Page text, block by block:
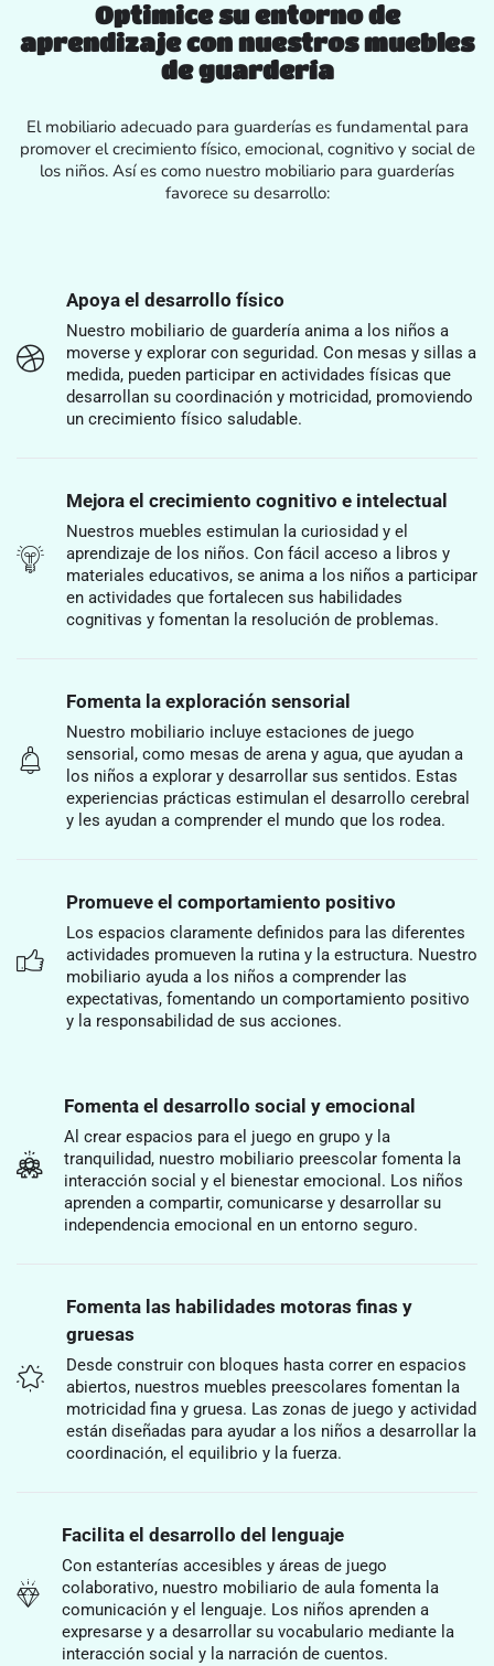
Optimice su entorno de
aprendizaje con nuestros muebles
de guardería
El mobiliario adecuado para guarderías es fundamental para
promover el crecimiento físico, emocional, cognitivo y social de
los niños. Así es como nuestro mobiliario para guarderías
favorece su desarrollo:
Apoya el desarrollo físico
Nuestro mobiliario de guardería anima a los niños a
moverse y explorar con seguridad. Con mesas y sillas a
medida, pueden participar en actividades físicas que
desarrollan su coordinación y motricidad, promoviendo
un crecimiento físico saludable.
Mejora el crecimiento cognitivo e intelectual
Nuestros muebles estimulan la curiosidad y el
aprendizaje de los niños. Con fácil acceso a libros y
materiales educativos, se anima a los niños a participar
en actividades que fortalecen sus habilidades
cognitivas y fomentan la resolución de problemas.
Fomenta la exploración sensorial
Nuestro mobiliario incluye estaciones de juego
sensorial, como mesas de arena y agua, que ayudan a
los niños a explorar y desarrollar sus sentidos. Estas
experiencias prácticas estimulan el desarrollo cerebral
y les ayudan a comprender el mundo que los rodea.
Promueve el comportamiento positivo
Los espacios claramente definidos para las diferentes
actividades promueven la rutina y la estructura. Nuestro
mobiliario ayuda a los niños a comprender las
expectativas, fomentando un comportamiento positivo
y la responsabilidad de sus acciones.
Fomenta el desarrollo social y emocional
Al crear espacios para el juego en grupo y la
tranquilidad, nuestro mobiliario preescolar fomenta la
interacción social y el bienestar emocional. Los niños
aprenden a compartir, comunicarse y desarrollar su
independencia emocional en un entorno seguro.
Fomenta las habilidades motoras finas y
gruesas
Desde construir con bloques hasta correr en espacios
abiertos, nuestros muebles preescolares fomentan la
motricidad fina y gruesa. Las zonas de juego y actividad
están diseñadas para ayudar a los niños a desarrollar la
coordinación, el equilibrio y la fuerza.
Facilita el desarrollo del lenguaje
Con estanterías accesibles y áreas de juego
colaborativo, nuestro mobiliario de aula fomenta la
comunicación y el lenguaje. Los niños aprenden a
expresarse y a desarrollar su vocabulario mediante la
interacción social y la narración de cuentos.